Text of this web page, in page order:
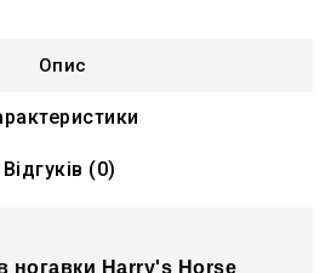
Опис
Відгуків (0)
ногавки Harry's Horse